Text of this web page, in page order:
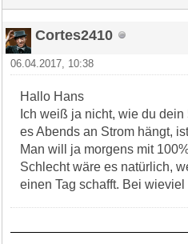
Cortes2410
06.04.2017, 10:38
Hallo Hans
Ich weiß ja nicht, wie du
es Abends an Strom hängt,
Man will ja morgens mit
Schlecht wäre es natürlich,
einen Tag schafft. Bei